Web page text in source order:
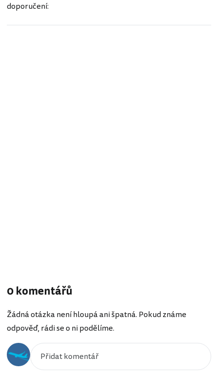
doporučení:
0 komentářů
Žádná otázka není hloupá ani špatná. Pokud známe
odpověď, rádi se o ni podělíme.